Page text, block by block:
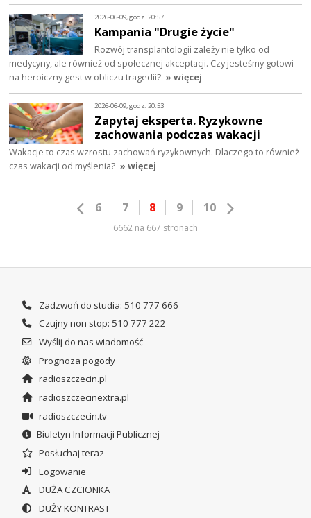
2026-06-09, godz. 20:57
Kampania "Drugie życie"
Rozwój transplantologii zależy nie tylko od
medycyny, ale również od społecznej akceptacji. Czy jesteśmy gotowi
na heroiczny gest w obliczu tragedii? » więcej
2026-06-09, godz. 20:53
Zapytaj eksperta. Ryzykowne
zachowania podczas wakacji
Wakacje to czas wzrostu zachowań ryzykownych. Dlaczego to również
czas wakacji od myślenia? » więcej
6 7 8 9 10
6662 na 667 stronach
Zadzwoń do studia: 510 777 666
Czujny non stop: 510 777 222
Wyślij do nas wiadomość
Prognoza pogody
radioszczecin.pl
radioszczecinextra.pl
radioszczecin.tv
Biuletyn Informacji Publicznej
Posłuchaj teraz
Logowanie
DUŻA CZCIONKA
DUŻY KONTRAST